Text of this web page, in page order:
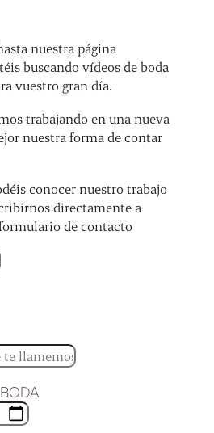
nuestra página
buscando vídeos de boda
vuestro gran día.
trabajando en una nueva
nuestra forma de contar
conocer nuestro trabajo
directamente a
de contacto